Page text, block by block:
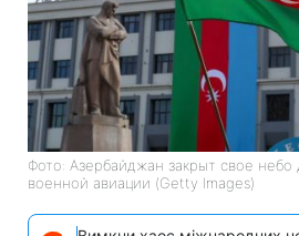
Фото: Азербайджан закрыт свое небо
военной авиации (Getty Images)